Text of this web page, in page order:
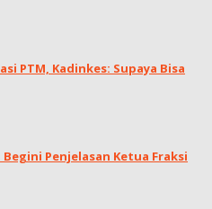
PTM, Kadinkes: Supaya Bisa
Penjelasan Ketua Fraksi